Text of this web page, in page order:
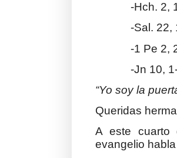
-Hch. 2,
-Sal. 22,
-1 Pe 2,
-Jn 10,
“Yo soy la
Queridas
A este cuarto
evangelio